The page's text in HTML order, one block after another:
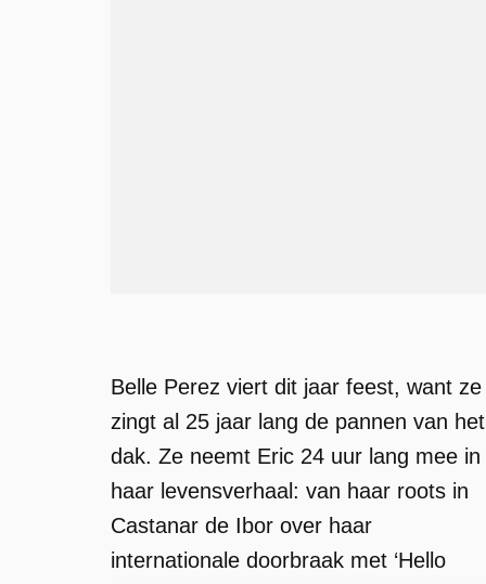
Belle Perez viert dit jaar feest, want ze
zingt al 25 jaar lang de pannen van het
dak. Ze neemt Eric 24 uur lang mee in
haar levensverhaal: van haar roots in
Castanar de Ibor over haar
internationale doorbraak met ‘Hello